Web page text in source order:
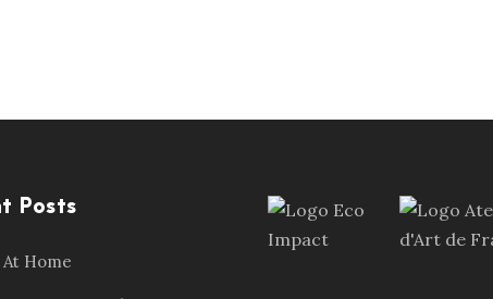
Posts
Home